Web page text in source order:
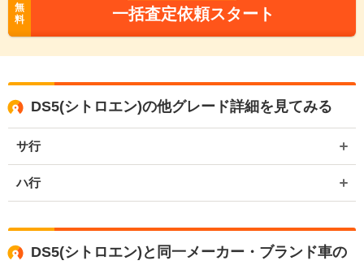
無
料
一括査定依頼スタート
DS5(シトロエン)の他グレード詳細を見てみる
サ行
ハ行
DS5(シトロエン)と同一メーカー・ブランド車の